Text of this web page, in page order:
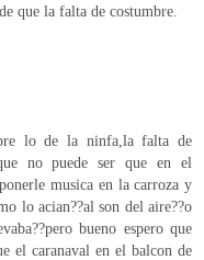
que la falta de costumbre.
lo de la ninfa,la falta de
no puede ser que en el
musica en la carroza y
lo acian??al son del aire??o
bueno espero que
el caranaval en el balcon de